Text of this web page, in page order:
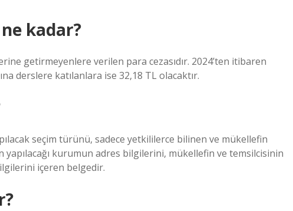
ne kadar?
getirmeyenlere verilen para cezasıdır. 2024’ten itibaren
derslere katılanlara ise 32,18 TL olacaktır.
seçim türünü, sadece yetkililerce bilinen ve mükellefin
kurumun adres bilgilerini, mükellefin ve temsilcisinin
içeren belgedir.